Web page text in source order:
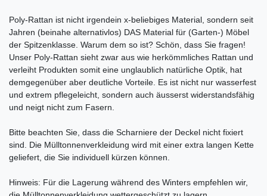
Poly-Rattan ist nicht irgendein x-beliebiges Material, sondern seit
Jahren (beinahe alternativlos) DAS Material für (Garten-) Möbel
der Spitzenklasse. Warum dem so ist? Schön, dass Sie fragen!
Unser Poly-Rattan sieht zwar aus wie herkömmliches Rattan und
verleiht Produkten somit eine unglaublich natürliche Optik, hat
demgegenüber aber deutliche Vorteile. Es ist nicht nur wasserfest
und extrem pflegeleicht, sondern auch äusserst widerstandsfähig
und neigt nicht zum Fasern.
Bitte beachten Sie, dass die Scharniere der Deckel nicht fixiert
sind. Die Mülltonnenverkleidung wird mit einer extra langen Kette
geliefert, die Sie individuell kürzen können.
Hinweis: Für die Lagerung während des Winters empfehlen wir,